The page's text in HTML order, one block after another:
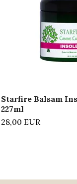
Starfire Balsam
227ml
28,00 EUR